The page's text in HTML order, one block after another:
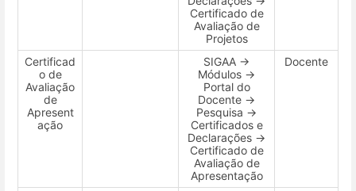
Certificado de
Avaliação de
Projetos
Certificad
o de
Avaliação
de
Apresent
ação
SIGAA →
Módulos →
Portal do
Docente →
Pesquisa →
Certificados e
Declarações →
Certificado de
Avaliação de
Apresentação
Docente